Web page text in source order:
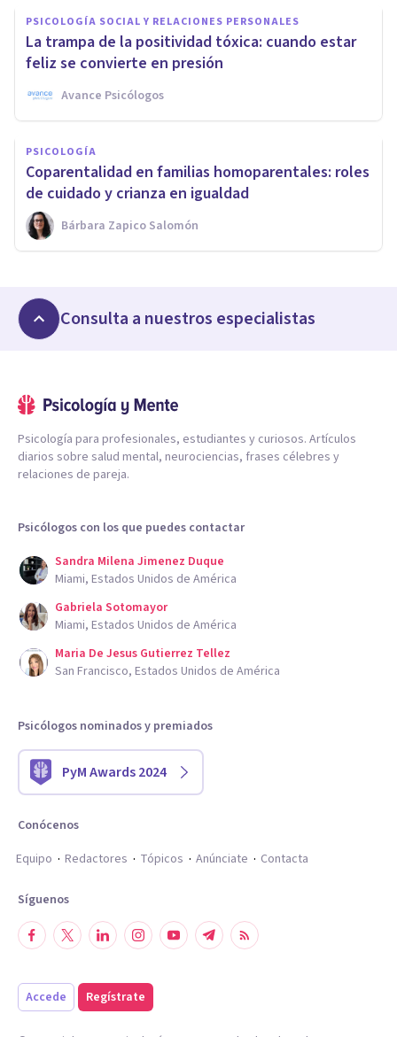
PSICOLOGÍA SOCIAL Y RELACIONES PERSONALES
La trampa de la positividad tóxica: cuando estar
feliz se convierte en presión
Avance Psicólogos
PSICOLOGÍA
Coparentalidad en familias homoparentales: roles
de cuidado y crianza en igualdad
Bárbara Zapico Salomón
Consulta a nuestros especialistas
Psicología para profesionales, estudiantes y curiosos. Artículos
diarios sobre salud mental, neurociencias, frases célebres y
relaciones de pareja.
Psicólogos con los que puedes contactar
Sandra Milena Jimenez Duque
Miami, Estados Unidos de América
Gabriela Sotomayor
Miami, Estados Unidos de América
Maria De Jesus Gutierrez Tellez
San Francisco, Estados Unidos de América
Psicólogos nominados y premiados
PyM Awards 2024
Conócenos
Equipo
Redactores Tópicos Anúnciate Contacta
Síguenos
Accede Regístrate